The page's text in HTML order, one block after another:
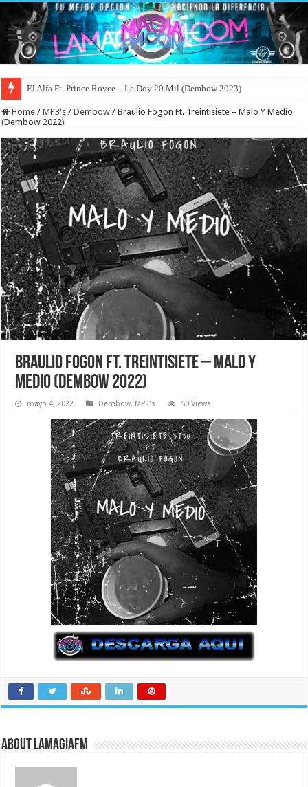
El Alfa Ft. Prince Royce – Le Doy 20 Mil (Dembow 2023)
Home / MP3's / Dembow / Braulio Fogon Ft. Treintisiete – Malo Y Medio
(Dembow 2022)
Braulio Fogon Ft. Treintisiete – Malo Y
Medio (Dembow 2022)
mayo 4, 2022 Dembow, MP3's 50 Views
About LaMagiaFM